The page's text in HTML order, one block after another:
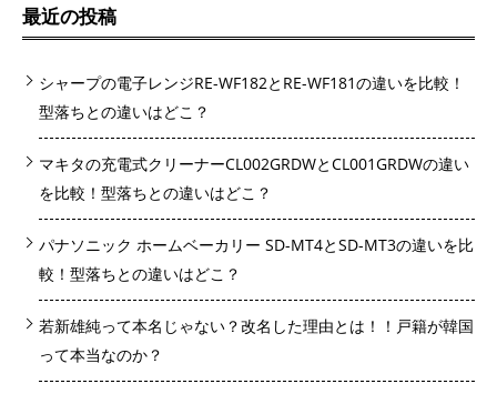
最近の投稿
シャープの電子レンジRE-WF182とRE-WF181の違いを比較！
型落ちとの違いはどこ？
マキタの充電式クリーナーCL002GRDWとCL001GRDWの違い
を比較！型落ちとの違いはどこ？
パナソニック ホームベーカリー SD-MT4とSD-MT3の違いを比
較！型落ちとの違いはどこ？
若新雄純って本名じゃない？改名した理由とは！！戸籍が韓国
って本当なのか？